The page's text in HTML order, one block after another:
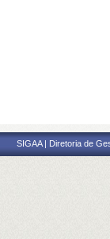
SIGAA | Diretoria de